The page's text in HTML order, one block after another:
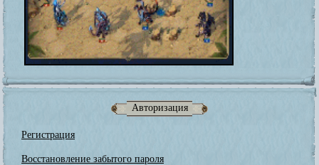
Авторизация
Регистрация
Восстановление забытого пароля